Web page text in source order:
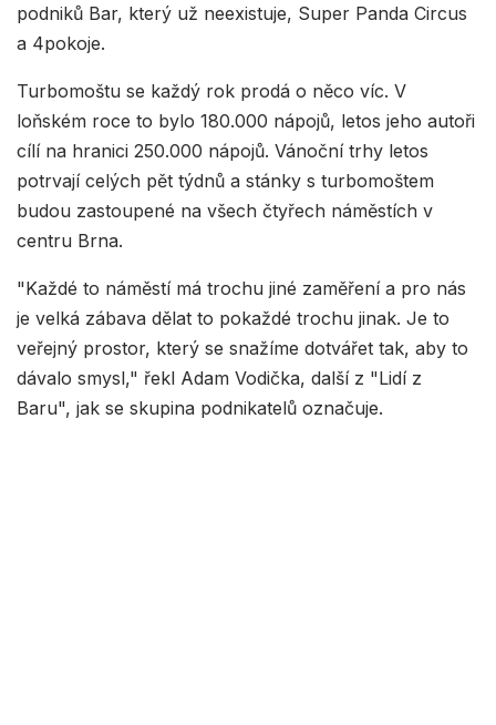
podniků Bar, který už neexistuje, Super Panda Circus
a 4pokoje.
Turbomoštu se každý rok prodá o něco víc. V
loňském roce to bylo 180.000 nápojů, letos jeho autoři
cílí na hranici 250.000 nápojů. Vánoční trhy letos
potrvají celých pět týdnů a stánky s turbomoštem
budou zastoupené na všech čtyřech náměstích v
centru Brna.
"Každé to náměstí má trochu jiné zaměření a pro nás
je velká zábava dělat to pokaždé trochu jinak. Je to
veřejný prostor, který se snažíme dotvářet tak, aby to
dávalo smysl," řekl Adam Vodička, další z "Lidí z
Baru", jak se skupina podnikatelů označuje.